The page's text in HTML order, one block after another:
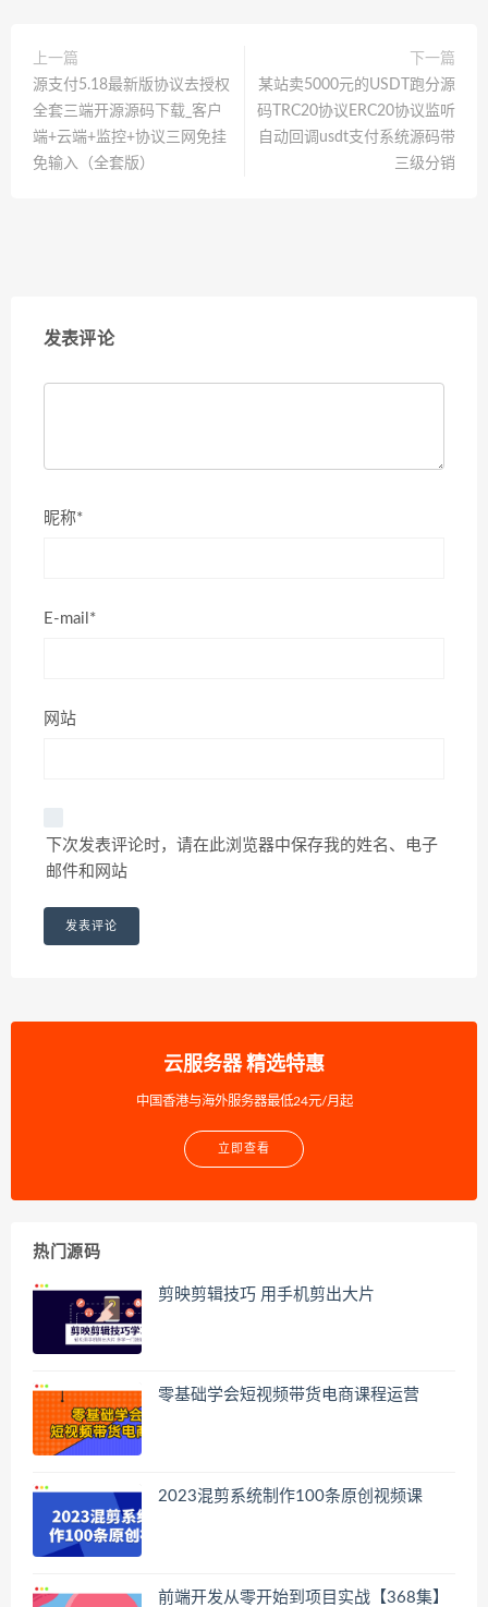
上一篇
源支付5.18最新版协议去授权
全套三端开源源码下载_客户
端+云端+监控+协议三网免挂
免输入（全套版）
下一篇
某站卖5000元的USDT跑分源
码TRC20协议ERC20协议监听
自动回调usdt支付系统源码带
三级分销
发表评论
昵称*
E-mail*
网站
下次发表评论时，请在此浏览器中保存我的姓名、电子
邮件和网站
云服务器 精选特惠
中国香港与海外服务器最低24元/月起
立即查看
热门源码
剪映剪辑技巧 用手机剪出大片
零基础学会短视频带货电商课程运营
2023混剪系统制作100条原创视频课
前端开发从零开始到项目实战【368集】